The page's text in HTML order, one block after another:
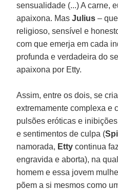
sensualidade (...) A carne,
apaixona. MasJulius–
religioso, sensível e
com que emerja em cada
profunda e verdadeira do
apaixona por Etty.
Assim, entre os dois, se
extremamente complexa e
pulsões eróticas e
e sentimentos de culpa (
namorada, Ettycontinua
engravida e aborta), na
homem e essa jovem
põem a si mesmos como